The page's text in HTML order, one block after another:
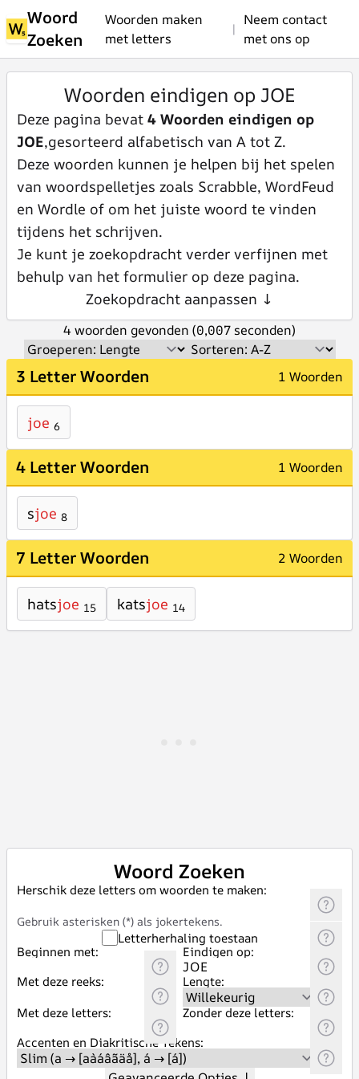
Woord
Zoeken
Woorden maken
met letters
|
Neem contact
met ons op
Woorden eindigen op JOE
Deze pagina bevat 4 Woorden eindigen op
JOE,gesorteerd alfabetisch van A tot Z.
Deze woorden kunnen je helpen bij het spelen
van woordspelletjes zoals Scrabble, WordFeud
en Wordle of om het juiste woord te vinden
tijdens het schrijven.
Je kunt je zoekopdracht verder verfijnen met
behulp van het formulier op deze pagina.
Zoekopdracht aanpassen ↓
4 woorden gevonden (0,007 seconden)
3 Letter Woorden 1 Woorden
joe 6
4 Letter Woorden 1 Woorden
sjoe 8
7 Letter Woorden 2 Woorden
hatsjoe 15 katsjoe 14
Woord Zoeken
Herschik deze letters om woorden te maken:
Gebruik asterisken (*) als jokertekens.
Letterherhaling toestaan
Beginnen met:
Eindigen op:
Met deze reeks:
Lengte:
Met deze letters:
Zonder deze letters:
Accenten en Diakritische Tekens: